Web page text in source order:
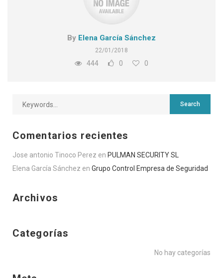
By Elena García Sánchez
22/01/2018
444 0 0
Comentarios recientes
Jose antonio Tinoco Perez en PULMAN SECURITY SL
Elena García Sánchez en Grupo Control Empresa de Seguridad
Archivos
Categorías
No hay categorías